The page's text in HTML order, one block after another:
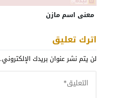
معنى اسم مازن
اترك تعليق
لن يتم نشر عنوان بريدك الإلكتروني.